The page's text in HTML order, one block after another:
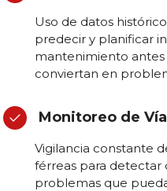
Uso de datos
predecir y planificar
mantenimiento antes
conviertan en
Monitoreo de
Vigilancia constante
férreas para detectar
problemas que